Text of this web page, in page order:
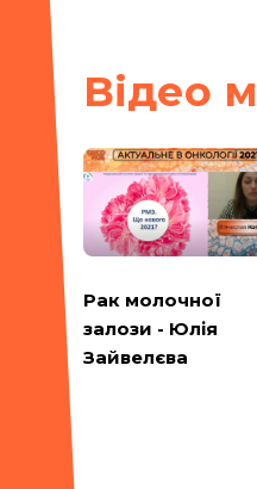
Вiдео
Рак молочної
залози - Юлія
Зайвелєва